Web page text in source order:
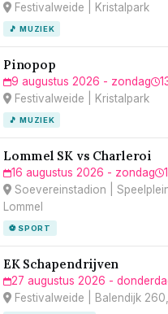
Festivalweide | Kristalpark
🎵 MUZIEK
Pinopop
9 augustus 2026 - zondag
Festivalweide | Kristalpark
🎵 MUZIEK
Lommel SK vs Charleroi
16 augustus 2026 - zondag
Soevereinstadion |
Lommel
⚽ SPORT
EK Schapendrijven
27 augustus 2026 -
Festivalweide | Balendijk